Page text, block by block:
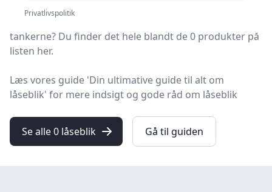
Leder du efter et godt låseblik tilbud? Vil du have
gratis fragt? Eller har du allerede en bestemt model i
tankerne? Du finder det hele blandt de 0 produkter på
listen her.
Læs vores guide 'Din ultimative guide til alt om
låseblik' for mere indsigt og gode råd om låseblik
Se alle 0 låseblik Gå til guiden
Privatlivspolitik